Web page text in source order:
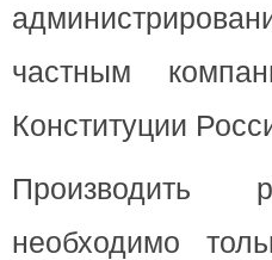
частным
Конституции
Производить
необходимо